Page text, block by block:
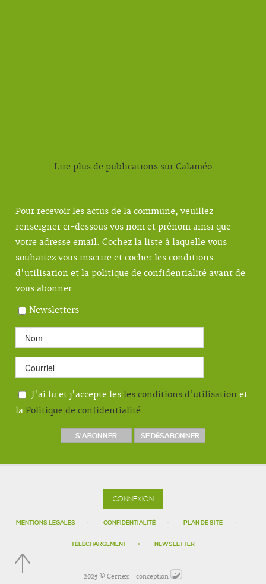
Lire plus de publications sur Calaméo
Pour recevoir les actus de la commune, veuillez
renseigner ci-dessous vos nom et prénom ainsi que
votre adresse email. Cochez la liste à laquelle vous
souhaitez vous inscrire et cocher les conditions
d'utilisation et la politique de confidentialité avant de
vous abonner.
Newsletters
J'ai lu et j'accepte les les conditions d’utilisation et
la Politique de confidentialité
CONNEXION
MENTIONS LEGALES CONFIDENTIALITÉ PLAN DE SITE
TÉLÉCHARGEMENT NEWSLETTER
2025 © Cernex - conception